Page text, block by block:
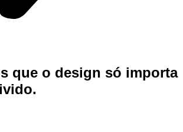
que o design só importa